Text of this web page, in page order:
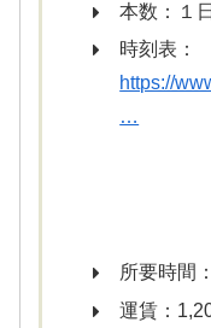
本数：１
時刻表：
https://
…
所要時間
運賃：